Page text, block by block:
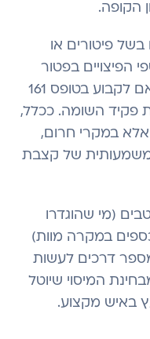
הקופה.
בשל פיטורים או
הפיצויים בפטור
ממס ( עד תקרת הפטור) בהתאם לקבוע בטופס 161
פקיד השומה. ככלל,
במקרי חרום,
משמעותית של קצבת
(מי שהוגדרו
במקרה מוות)
דרכים לעשות
המיסוי שיוטל
באיש מקצוע.